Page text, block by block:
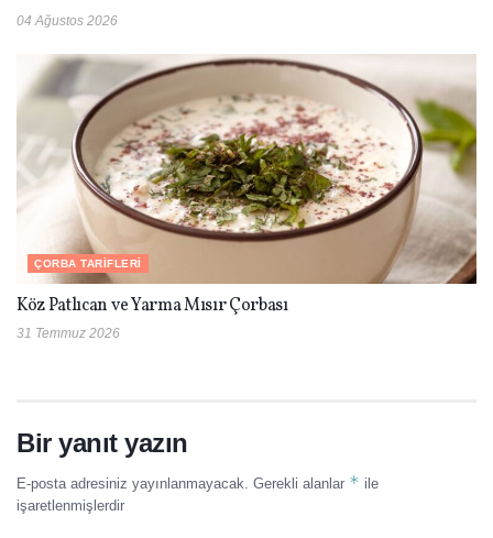
04 Ağustos 2026
ÇORBA TARIFLERI
Köz Patlıcan ve Yarma Mısır Çorbası
31 Temmuz 2026
Bir yanıt yazın
E-posta adresiniz yayınlanmayacak. Gerekli alanlar * ile
işaretlenmişlerdir